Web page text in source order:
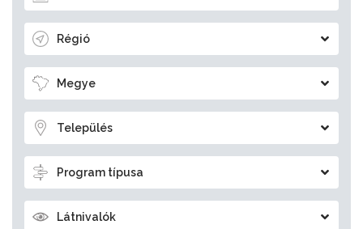
Régió
Megye
Település
Program típusa
Látnivalók